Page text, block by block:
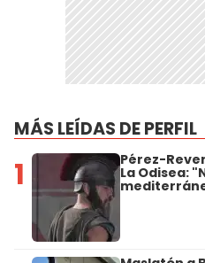
MÁS LEÍDAS DE PERFIL
1 Pérez-
La Odisea: